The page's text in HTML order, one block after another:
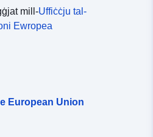
mill-Uffiċċju tal-
Ewropea
European Union